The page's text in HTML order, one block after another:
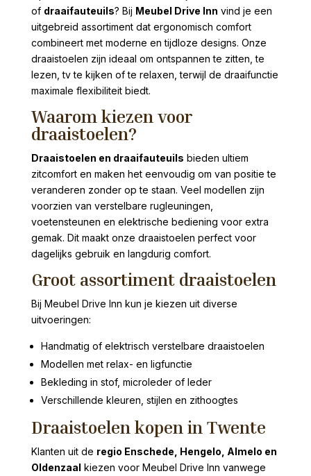
of draaifauteuils? Bij Meubel Drive Inn vind je een
uitgebreid assortiment dat ergonomisch comfort
combineert met moderne en tijdloze designs. Onze
draaistoelen zijn ideaal om ontspannen te zitten, te
lezen, tv te kijken of te relaxen, terwijl de draaifunctie
maximale flexibiliteit biedt.
Waarom kiezen voor
draaistoelen?
Draaistoelen en draaifauteuils bieden ultiem
zitcomfort en maken het eenvoudig om van positie te
veranderen zonder op te staan. Veel modellen zijn
voorzien van verstelbare rugleuningen,
voetensteunen en elektrische bediening voor extra
gemak. Dit maakt onze draaistoelen perfect voor
dagelijks gebruik en langdurig comfort.
Groot assortiment draaistoelen
Bij Meubel Drive Inn kun je kiezen uit diverse
uitvoeringen:
Handmatig of elektrisch verstelbare draaistoelen
Modellen met relax- en ligfunctie
Bekleding in stof, microleder of leder
Verschillende kleuren, stijlen en zithoogtes
Draaistoelen kopen in Twente
Klanten uit de regio Enschede, Hengelo, Almelo en
Oldenzaal kiezen voor Meubel Drive Inn vanwege